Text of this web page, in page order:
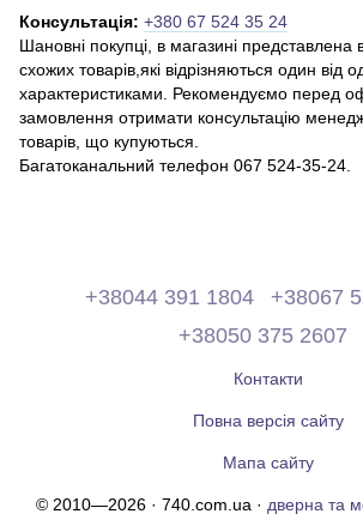
Консультація: +380 67 524 35 24
Шановні покупці, в магазині представлена
схожих товарів,які відрізняються один від
характеристиками. Рекомендуємо перед
замовлення отримати консультацію
товарів, що купуються.
Багатоканальний телефон 067 524-35-24.
+38044 391 1804
+38067
+38050 375 2607
Контакти
Повна версія сайту
Мапа сайту
© 2010—2026 · 740.com.ua · дверна та